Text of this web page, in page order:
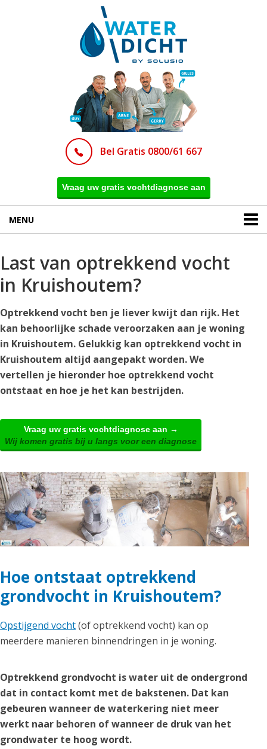
Bel Gratis 0800/61 667
Vraag uw gratis vochtdiagnose aan
MENU
Last van optrekkend vocht
in Kruishoutem?
Optrekkend vocht ben je liever kwijt dan rijk. Het
kan behoorlijke schade veroorzaken aan je woning
in Kruishoutem. Gelukkig kan optrekkend vocht in
Kruishoutem altijd aangepakt worden. We
vertellen je hieronder hoe optrekkend vocht
ontstaat en hoe je het kan bestrijden.
Vraag uw gratis vochtdiagnose aan →
Wij komen gratis bij u langs voor een diagnose
Hoe ontstaat optrekkend
grondvocht in Kruishoutem?
Opstijgend vocht(of optrekkend vocht) kan op
meerdere manieren binnendringen in je woning.
Optrekkend grondvocht is water uit de ondergrond
dat in contact komt met de bakstenen. Dat kan
gebeuren wanneer de waterkering niet meer
werkt naar behoren of wanneer de druk van het
grondwater te hoog wordt.